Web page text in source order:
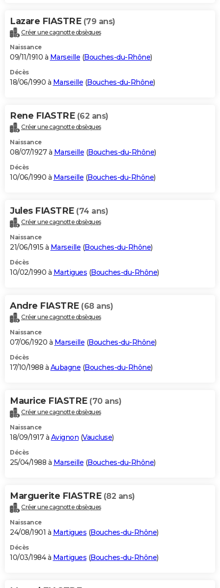
Lazare FIASTRE (79 ans)
Créer une cagnotte obsèques
Naissance
09/11/1910 à Marseille (Bouches-du-Rhône)
Décès
18/06/1990 à Marseille (Bouches-du-Rhône)
Rene FIASTRE (62 ans)
Créer une cagnotte obsèques
Naissance
08/07/1927 à Marseille (Bouches-du-Rhône)
Décès
10/06/1990 à Marseille (Bouches-du-Rhône)
Jules FIASTRE (74 ans)
Créer une cagnotte obsèques
Naissance
21/06/1915 à Marseille (Bouches-du-Rhône)
Décès
10/02/1990 à Martigues (Bouches-du-Rhône)
Andre FIASTRE (68 ans)
Créer une cagnotte obsèques
Naissance
07/06/1920 à Marseille (Bouches-du-Rhône)
Décès
17/10/1988 à Aubagne (Bouches-du-Rhône)
Maurice FIASTRE (70 ans)
Créer une cagnotte obsèques
Naissance
18/09/1917 à Avignon (Vaucluse)
Décès
25/04/1988 à Marseille (Bouches-du-Rhône)
Marguerite FIASTRE (82 ans)
Créer une cagnotte obsèques
Naissance
24/08/1901 à Martigues (Bouches-du-Rhône)
Décès
10/03/1984 à Martigues (Bouches-du-Rhône)